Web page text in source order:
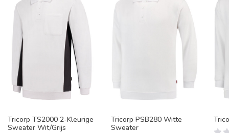
Tricorp TS2000 2-Kleurige
Sweater Wit/Grijs
Tricorp PSB280 Witte
Sweater